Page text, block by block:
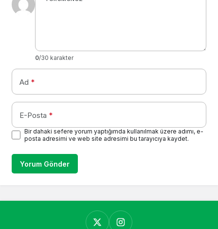
0/30 karakter
Ad *
E-Posta *
Bir dahaki sefere yorum yaptığımda kullanılmak üzere adımı, e-
posta adresimi ve web site adresimi bu tarayıcıya kaydet.
Yorum Gönder